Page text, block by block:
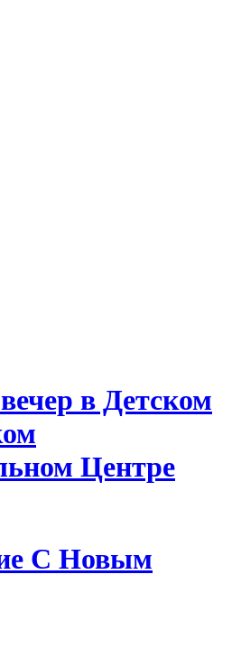
в Детском
Центре
С Новым